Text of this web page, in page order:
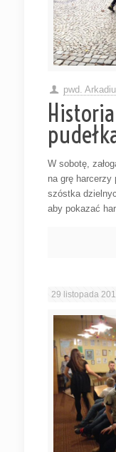
pwd.
W sobotę,
na grę harcerzy
szóstka
aby pokazać
29 listopada